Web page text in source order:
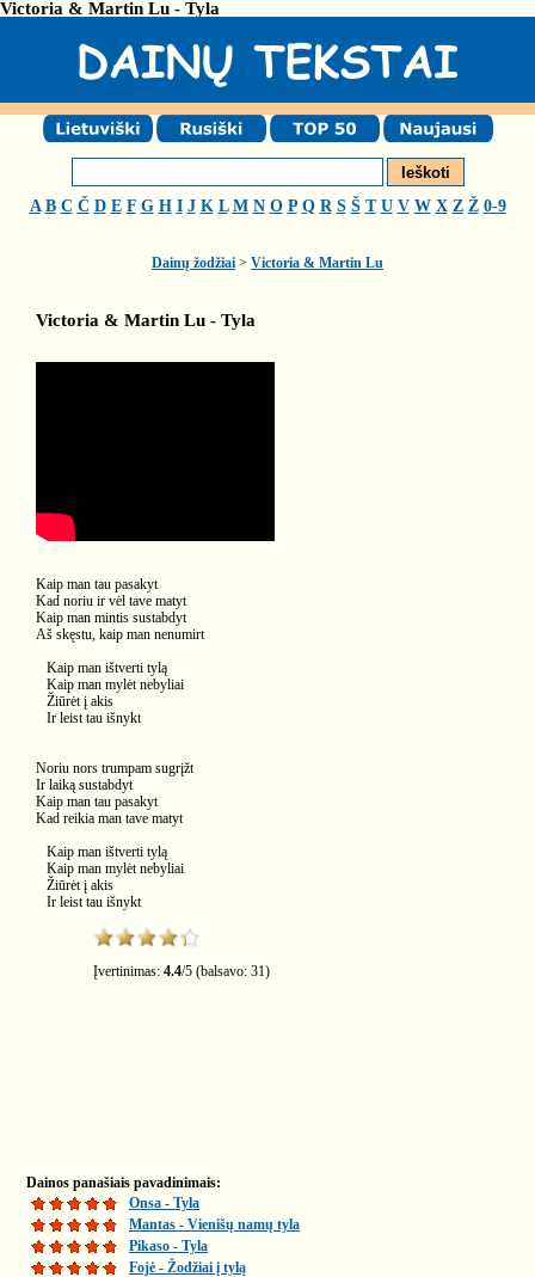
Victoria & Martin Lu - Tyla
A B C Č D E F G H I J K L M N O P Q R S Š T U V W X Z Ž 0-9
Dainų žodžiai > Victoria & Martin Lu
Victoria & Martin Lu - Tyla
Kaip man tau pasakyt
Kad noriu ir vėl tave matyt
Kaip man mintis sustabdyt
Aš skęstu, kaip man nenumirt
Kaip man ištverti tylą
Kaip man mylėt nebyliai
Žiūrėt į akis
Ir leist tau išnykt
Noriu nors trumpam sugrįžt
Ir laiką sustabdyt
Kaip man tau pasakyt
Kad reikia man tave matyt
Kaip man ištverti tylą
Kaip man mylėt nebyliai
Žiūrėt į akis
Ir leist tau išnykt
Įvertinimas: 4.4/5 (balsavo: 31)
Dainos panašiais pavadinimais:
Onsa - Tyla
Mantas - Vienišų namų tyla
Pikaso - Tyla
Fojė - Žodžiai į tylą